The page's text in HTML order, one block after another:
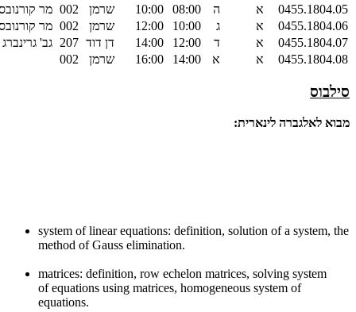
0455.1804.05
א ה 08:00
10:00 שרמן 002 מר
0455.1804.06
א ג 10:00
12:00 שרמן 002 מר
0455.1804.07
א ד 12:00
14:00 דן דוד 207 גב'
0455.1804.08
א א 14:00
16:00 שרמן 002
סילבוס
מבוא לאלגברה לינארית:
system of linear equations: definition, solution of a system, the
method of Gauss elimination.
matrices: definition, row echelon matrices, solving system
of equations using matrices, homogeneous system of
equations.